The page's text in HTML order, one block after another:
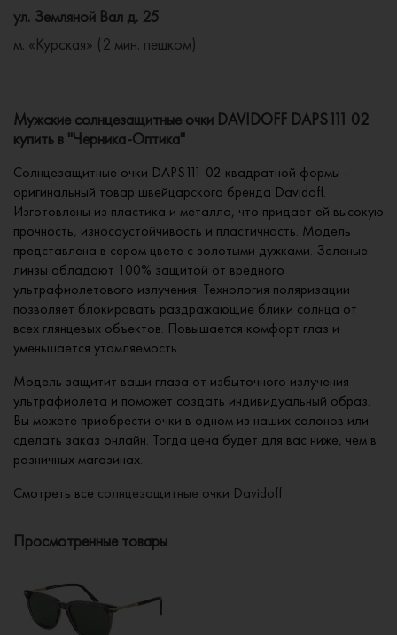
ул. Земляной Вал д. 25
м. «Курская» (2 мин. пешком)
Мужские солнцезащитные очки DAVIDOFF DAPS111 02
купить в "Черника-Оптика"
Солнцезащитные очки DAPS111 02 квадратной формы -
оригинальный товар швейцарского бренда Davidoff.
Изготовлены из пластика и металла, что придает ей высокую
прочность, износоустойчивость и пластичность. Модель
представлена в сером цвете с золотыми дужками. Зеленые
линзы обладают 100% защитой от вредного
ультрафиолетового излучения. Технология поляризации
позволяет блокировать раздражающие блики солнца от
всех глянцевых объектов. Повышается комфорт глаз и
уменьшается утомляемость.
Модель защитит ваши глаза от избыточного излучения
ультрафиолета и поможет создать индивидуальный образ.
Вы можете приобрести очки в одном из наших салонов или
сделать заказ онлайн. Тогда цена будет для вас ниже, чем в
розничных магазинах.
Смотреть все солнцезащитные очки Davidoff
Просмотренные товары